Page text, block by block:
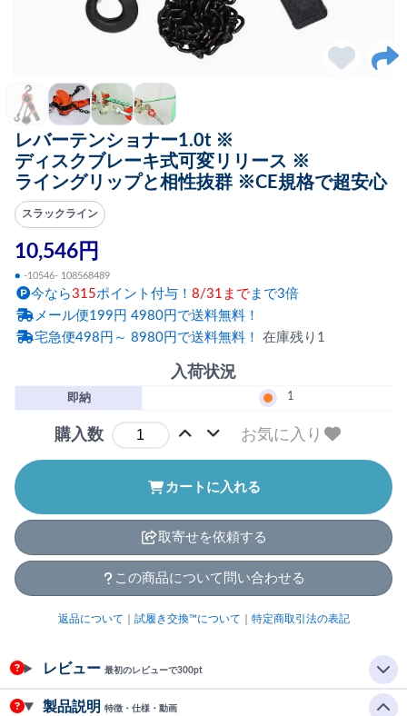
レバーテンショナー1.0t ※
ディスクブレーキ式可変リリース ※
ライングリップと相性抜群 ※CE規格で超安心
スラックライン
10,546円
● -10546- 108568489
今なら315ポイント付与！ 8/31まで まで3倍
メール便199円 4980円で送料無料！
宅急便498円～ 8980円で送料無料！ 在庫残り1
入荷状況
即納 1
購入数 お気に入り
カートに入れる
取寄せを依頼する
この商品について問い合わせる
返品について 試履き交換™について 特定商取引法の表記
レビュー 最初のレビューで300pt
製品説明 特徴・仕様・動画